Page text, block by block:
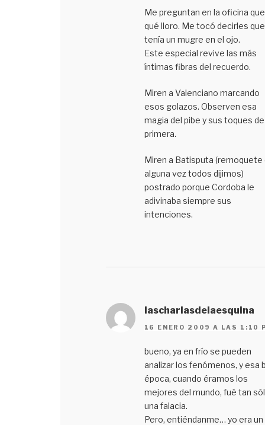
Me preguntan en la oficina
qué lloro. Me tocó decirles que
tenía un mugre en el ojo.
Este especial revive las más
íntimas fibras del recuerdo.
Miren a Valenciano marcando
esos golazos. Observen esa
magia del pibe y sus toques de
primera.
Miren a Batisputa (remoquete
alguna vez todos dijimos)
postrado porque Cordoba le
adivinaba siempre sus
intenciones.
lascharlasdelaesquina
16 ENERO 2009 A LAS 1:10
bueno, ya en frío se pueden
analizar los fenómenos, y esa
época, cuando éramos los
mejores del mundo, fué tan
una falacia.
Pero, entiéndanme… yo era un